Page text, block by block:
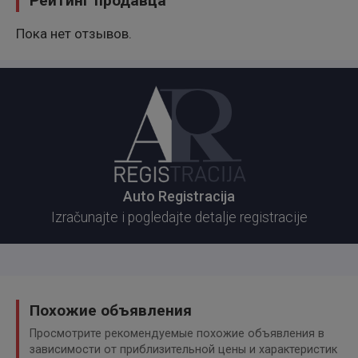
Пока нет отзывов.
Auto Registracija
Izračunajte i pogledajte detalje registracije
Похожие объявления
Просмотрите рекомендуемые похожие объявления в
зависимости от приблизительной цены и характеристик